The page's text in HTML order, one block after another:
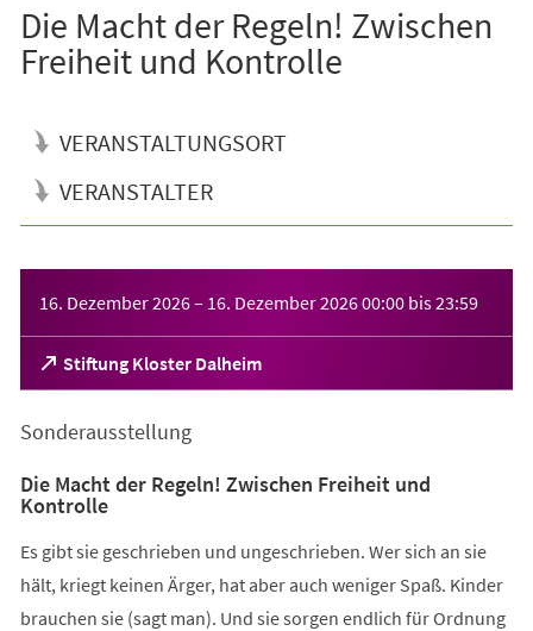
Die Macht der Regeln! Zwischen
Freiheit und Kontrolle
VERANSTALTUNGSORT
VERANSTALTER
16. Dezember 2026– 16. Dezember 202600:00 bis23:59
Stiftung Kloster Dalheim
(Öffnet
in
neuen
Sonderausstellung
Die Macht der Regeln! Zwischen Freiheit und
Kontrolle
Es gibt sie geschrieben und ungeschrieben. Wer sich an sie
hält, kriegt keinen Ärger, hat aber auch weniger Spaß. Kinder
brauchen sie (sagt man). Und sie sorgen endlich für Ordnung